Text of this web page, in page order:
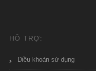
HỖ TRỢ:
Điều khoản sử dụng